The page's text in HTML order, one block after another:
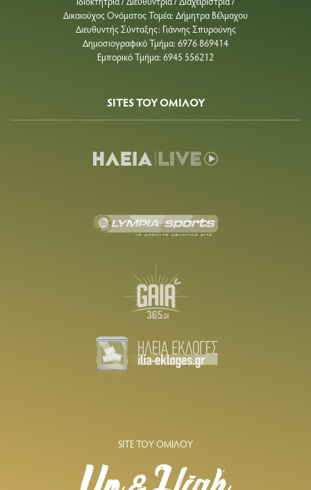
Δικαιούχος Ονόματος Τομέα: Δήμητρα Βέλμαχου
Διευθυντής Σύνταξης: Γιάννης Σπυρούνης
Δημοσιογραφικό Τμήμα: 6976 869414
Εμπορικό Τμήμα: 6945 556212
SITES ΤΟΥ ΟΜΙΛΟΥ
SITE ΤΟΥ ΟΜΙΛΟΥ